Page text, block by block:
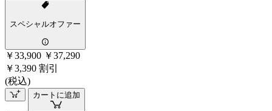
スペシャルオファー
￥33,900 ￥37,290
￥3,390 割引
(税込)
カートに追加